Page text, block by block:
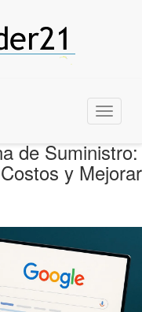
Menu
de Suministro:
y Mejorar